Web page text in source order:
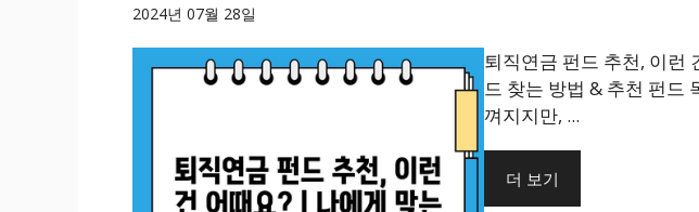
2024년 07월 28일
퇴직연금 펀드 추천, 이런
드 찾는 방법 & 추천 펀드
껴지지만, ...
더 보기